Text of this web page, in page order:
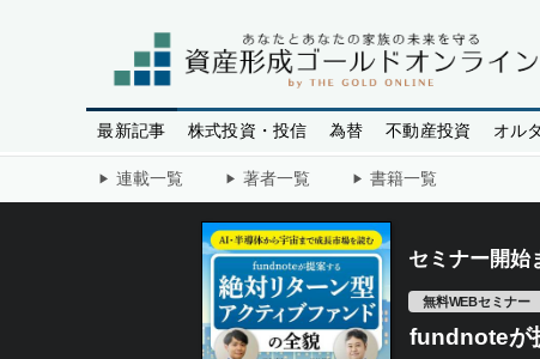
最新記事 株式投資・投信 為替 不動産投資 オル
連載一覧 著者一覧 書籍一覧
セミナー開始
無料WEBセミナー
fundnoteが